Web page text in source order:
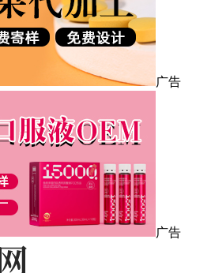
广告
广告